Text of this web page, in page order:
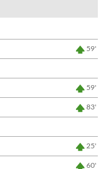
59'
59'
83'
25'
60'